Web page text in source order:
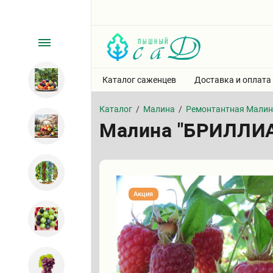
Каталог саженцев Доставка и оплата
Каталог / Малина / Ремонтантная
Малина
Акция